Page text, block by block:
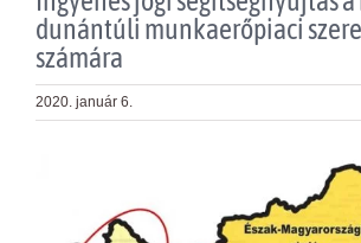
dunántúli munkaerőpiaci
számára
2020. január 6.